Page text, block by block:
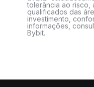
tolerância ao risco,
qualificados das
investimento,
informações,
Bybit.